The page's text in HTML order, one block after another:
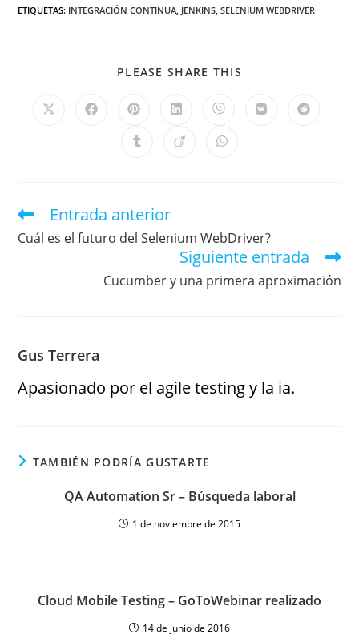
ETIQUETAS: INTEGRACIÓN CONTINUA JENKINS SELENIUM WEBDRIVER
PLEASE SHARE THIS
Entrada anterior
Cuál es el futuro del Selenium WebDriver?
Siguiente entrada
Cucumber y una primera aproximación
Gus Terrera
Apasionado por el agile testing y la ia.
TAMBIÉN PODRÍA GUSTARTE
QA Automation Sr – Búsqueda laboral
1 de noviembre de 2015
Cloud Mobile Testing – GoToWebinar realizado
14 de junio de 2016